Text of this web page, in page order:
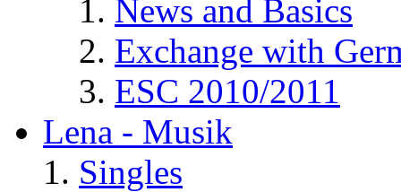
News and Basics
Exchange with
ESC 2010/2011
Lena - Musik
Singles